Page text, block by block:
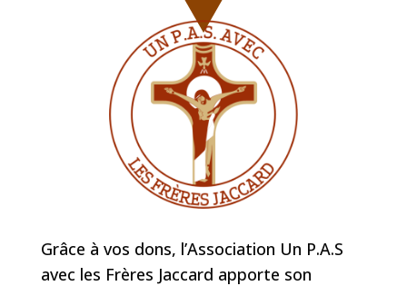
Grâce à vos dons, l’Association Un P.A.S
avec les Frères Jaccard apporte son